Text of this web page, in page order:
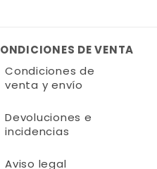
DE VENTA
Condiciones de
venta y envío
Devoluciones e
incidencias
Aviso legal